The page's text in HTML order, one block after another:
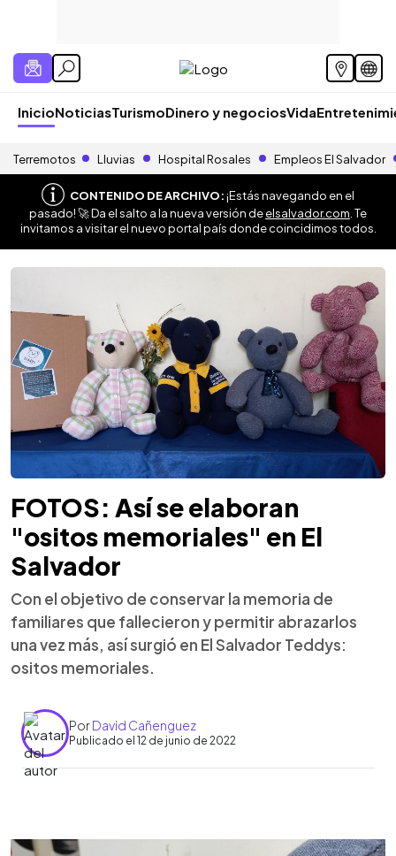
InicioNoticiasTurismoDinero y negociosVida
Terremotos Lluvias Hospital Rosales Empleos El Salvador
CONTENIDO DE ARCHIVO:¡Estás navegando en el
pasado! 🚀 Da el salto a la nueva versión deelsalvador.com . Te
invitamos a visitar el nuevo portal país donde coincidimos todos.
FOTOS: Así se elaboran
"ositos memoriales" en El
Salvador
Con el objetivo de conservar la memoria de
familiares que fallecieron y permitir abrazarlos
una vez más, así surgió en El Salvador Teddys:
ositos memoriales.
PorDavid Cañenguez
Publicado el 12 de junio de 2022
► Escuchar artículo